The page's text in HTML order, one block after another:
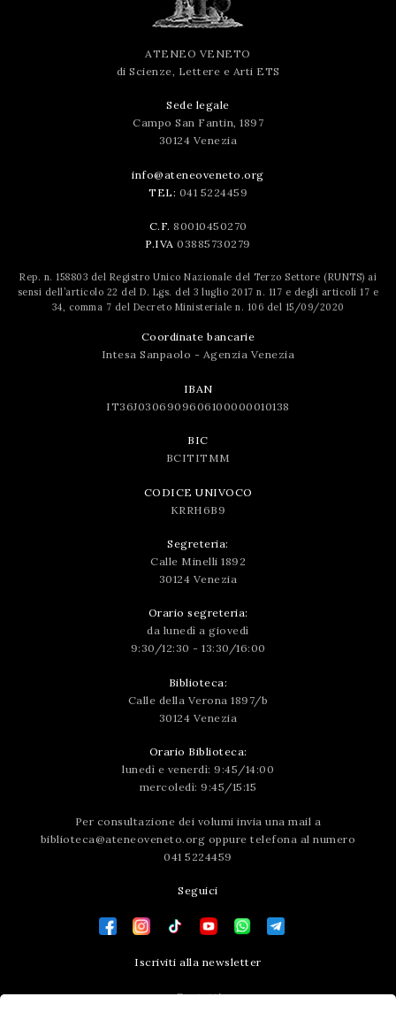
ATENEO VENETO
di Scienze, Lettere e Arti ETS
Sede legale
Campo San Fantin, 1897
30124 Venezia
info@ateneoveneto.org
TEL: 041 5224459
C.F. 80010450270
P.IVA 03885730279
Rep. n. 158803 del Registro Unico Nazionale del Terzo Settore (RUNTS) ai
sensi dell’articolo 22 del D. Lgs. del 3 luglio 2017 n. 117 e degli articoli 17 e
34, comma 7 del Decreto Ministeriale n. 106 del 15/09/2020
Coordinate bancarie
Intesa Sanpaolo - Agenzia Venezia
IBAN
IT36J0306909606100000010138
BIC
BCITITMM
CODICE UNIVOCO
KRRH6B9
Segreteria:
Calle Minelli 1892
30124 Venezia
Orario segreteria:
da lunedì a giovedì
9:30/12:30 - 13:30/16:00
Biblioteca:
Calle della Verona 1897/b
30124 Venezia
Orario Biblioteca:
lunedì e venerdì: 9:45/14:00
mercoledì: 9:45/15:15
Per consultazione dei volumi invia una mail a
biblioteca@ateneoveneto.org oppure telefona al numero
041 5224459
Seguici
Iscriviti alla newsletter
Contatti